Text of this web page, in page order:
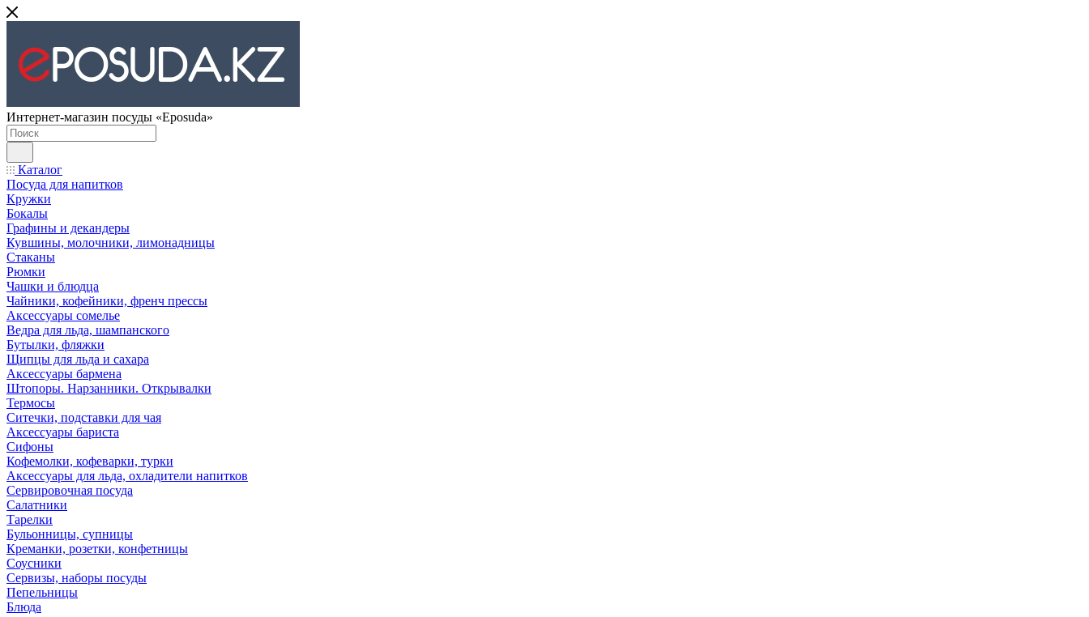
Интернет-магазин посуды «Eposuda»
Каталог
Посуда для напитков
Кружки
Бокалы
Графины и декандеры
Кувшины, молочники, лимонадницы
Стаканы
Рюмки
Чашки и блюдца
Чайники, кофейники, френч прессы
Аксессуары сомелье
Ведра для льда, шампанского
Бутылки, фляжки
Щипцы для льда и сахара
Аксессуары бармена
Штопоры. Нарзанники. Открывалки
Термосы
Ситечки, подставки для чая
Аксессуары бариста
Сифоны
Кофемолки, кофеварки, турки
Аксессуары для льда, охладители напитков
Сервировочная посуда
Салатники
Тарелки
Бульонницы, супницы
Креманки, розетки, конфетницы
Соусники
Сервизы, наборы посуды
Пепельницы
Блюда